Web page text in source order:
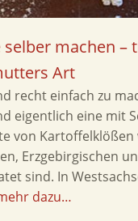
machen –
Art
recht einfach zu
eigentlich eine mit
von Kartoffelklößen
Erzgebirgischen
sind. In
dazu…